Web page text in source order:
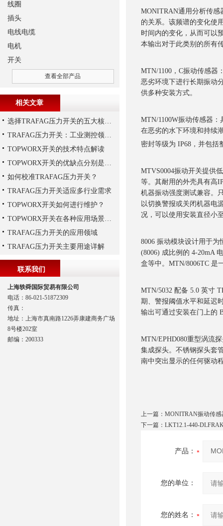
MONITRAN通用分析传感
的关系。该频谱的变化使
时间内的变化，从而可以
本输出对于此类别的所有
MTN/1100，C振动传感器
恶劣环境下进行长期振动
供多种安装方式。
MTN/1100W振动传感器
在恶劣的水下环境和持续
密封等级为 IP68，并包括
MTVS0004振动开关提供
等。其耐用的外壳具有高
机器振动强度测试兼容。
以切换警报或关闭机器电
况，可以使用安装直径小
8006 振动模块设计用于
(8006) 成比例的 4-20mA
盒等中。MTN/8006TC 是
MTN/5032 配备 5.0 英寸
期、警报阈值水平和延迟
输出可通过安装在门上的
MTN/EPHD080重型涡流
集成探头。不锈钢探头套
南中突出显示的任何驱动
上一篇： MONITRAN振动传感
下一篇： LKT12.1-440-
产品：
您的单位：
您的姓名：
线圈
插头
电线电缆
电机
开关
查看全部产品
相关文章
选择TRAFAG压力开关的五大核心理由
TRAFAG压力开关：工业测控领域的精密之选
TOPWORX开关的技术特点解读
TOPWORX开关的优缺点分别是什么？
如何校准TRAFAG压力开关？
TRAFAG压力开关适应多行业需求
TOPWORX开关如何进行维护？
TOPWORX开关在各种应用场景中的功能
TRAFAG压力开关的应用领域
TRAFAG压力开关主要用途详解
联系我们
上海轶舜国际贸易有限公司
电话：86-021-51872309
传真：
地址：上海市真南路1226弄康建商务广场
8号楼202室
邮编：200333